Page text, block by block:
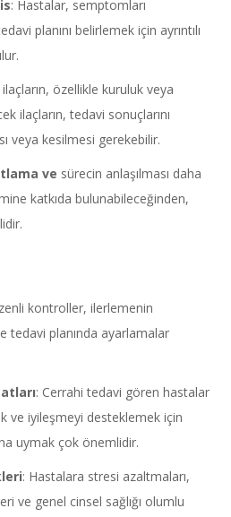
: Hastalar, semptomları
planını belirlemek için ayrıntılı
ilaçların, özellikle kuruluk veya
ilaçların, tedavi sonuçlarını
veya kesilmesi gerekebilir.
ve sürecin anlaşılması daha
katkıda bulunabileceğinden,
kontroller, ilerlemenin
tedavi planında ayarlamalar
: Cerrahi tedavi gören hastalar
ve iyileşmeyi desteklemek için
uymak çok önemlidir.
: Hastalara stresi azaltmaları,
ve genel cinsel sağlığı olumlu